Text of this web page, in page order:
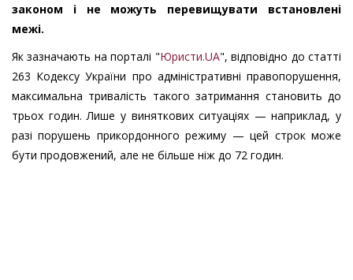
законом і не можуть перевищувати встановлені
межі.
Як зазначають на порталі "Юристи.UA", відповідно до статті
263 Кодексу України про адміністративні правопорушення,
максимальна тривалість такого затримання становить до
трьох годин. Лише у виняткових ситуаціях — наприклад, у
разі порушень прикордонного режиму — цей строк може
бути продовжений, але не більше ніж до 72 годин.